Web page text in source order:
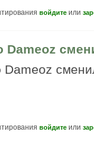
войдите или
Dameoz
Dameoz
войдите или